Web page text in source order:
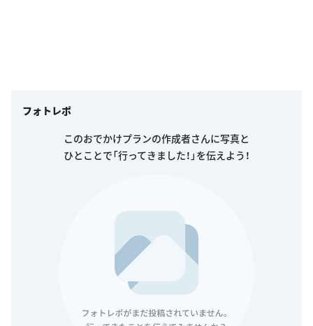
フォトレポ
このおでかけプランの作成者さんに写真と
ひとことで「行ってきました！」を伝えよう！